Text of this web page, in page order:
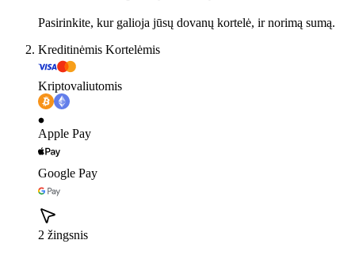
Pasirinkite, kur galioja jūsų dovanų kortelė, ir norimą sumą.
Kreditinėmis Kortelėmis
Kriptovaliutomis
Apple Pay
Google Pay
2 žingsnis